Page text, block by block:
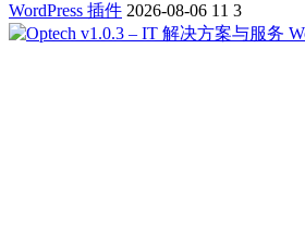
WordPress 插件 2026-08-06 11 3